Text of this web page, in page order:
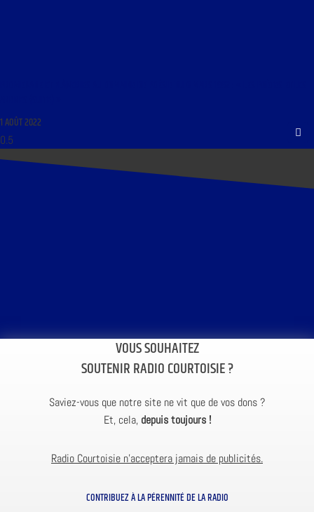
1 AOÛT 2022
VOUS SOUHAITEZ
SOUTENIR RADIO COURTOISIE ?
Saviez-vous que notre site ne vit que de vos dons ?
Et, cela, depuis toujours !
Radio Courtoisie n’acceptera jamais de publicités.
CONTRIBUEZ À LA PÉRENNITÉ DE LA RADIO